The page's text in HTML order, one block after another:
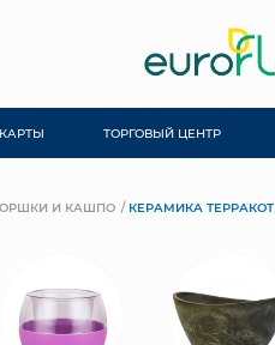
ТОРГОВЫЙ ЦЕНТР
И КАШПО КЕРАМИКА ТЕРРАКОТ